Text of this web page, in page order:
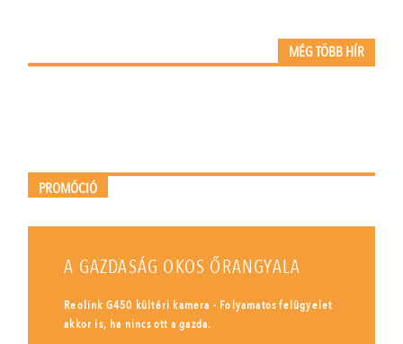
MÉG TÖBB HÍR
PROMÓCIÓ
A GAZDASÁG OKOS ŐRANGYALA
Reolink G450 kültéri kamera - Folyamatos felügyelet
akkor is, ha nincs ott a gazda.